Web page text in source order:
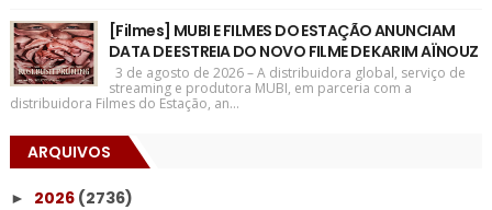
[Filmes] MUBI E FILMES DO ESTAÇÃO ANUNCIAM
DATA DE ESTREIA DO NOVO FILME DE KARIM AÏNOUZ
3 de agosto de 2026 – A distribuidora global, serviço de
streaming e produtora MUBI, em parceria com a
distribuidora Filmes do Estação, an...
ARQUIVOS
► 2026 (2736)